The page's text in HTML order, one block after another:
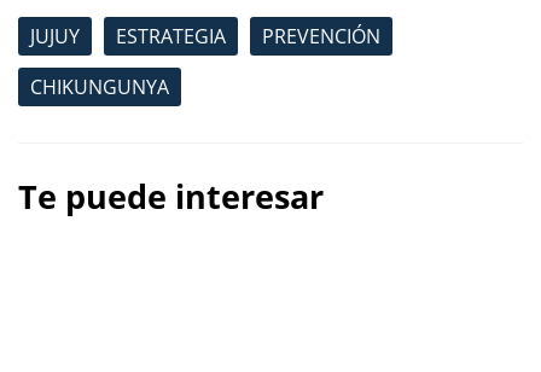
JUJUY ESTRATEGIA
PREVENCIÓN
CHIKUNGUNYA
Te puede interesar